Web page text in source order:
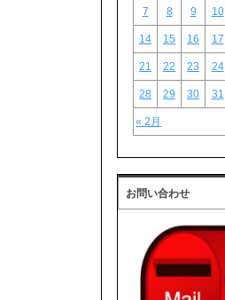
« 2月
7 8 9 10
14 15 16 17
21 22 23 24
28 29 30 31
お問い合わせ